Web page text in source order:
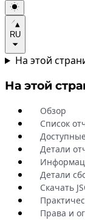
RU
На этой
На этой
Обзор
Список
Детали
Детали
Скачать
Права и